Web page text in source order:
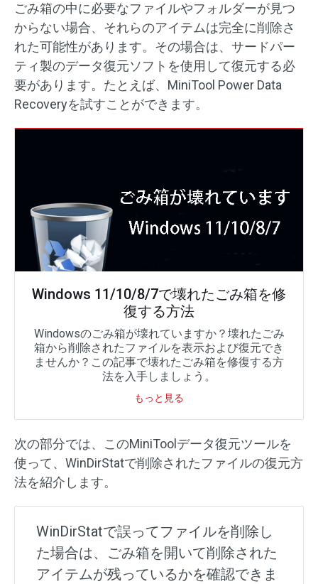
ごみ箱の中に必要なファイルやフォルダーが見つ
からない場合、それらのアイテムは完全に削除さ
れた可能性があります。その場合は、サードパー
ティ製のデータ復元ソフトを使用して復元する必
要があります。たとえば、MiniTool Power Data
Recoveryを試すことができます。
Windows 11/10/8/7で壊れたごみ箱を修
復する方法
Windowsのごみ箱が壊れていますか？壊れたごみ
箱から削除されたファイルを表示および復元でき
ませんか？この記事で壊れたごみ箱を修復する方
法を入手しましょう。
もっと見る
次の部分では、このMiniToolデータ復元ツールを
使って、WinDirStatで削除されたファイルの復元方
法を紹介します。
WinDirStatで誤ってファイルを削除し
た場合は、ごみ箱を開いて削除された
アイテムが残っているかを確認できま